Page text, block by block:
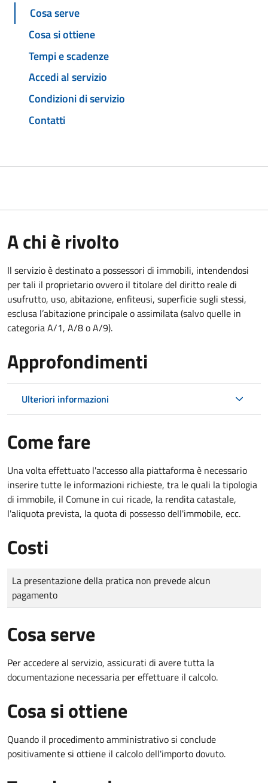
Cosa serve
Cosa si ottiene
Tempi e scadenze
Accedi al servizio
Condizioni di servizio
Contatti
A chi è rivolto
Il servizio è destinato a possessori di immobili, intendendosi
per tali il proprietario ovvero il titolare del diritto reale di
usufrutto, uso, abitazione, enfiteusi, superficie sugli stessi,
esclusa l’abitazione principale o assimilata (salvo quelle in
categoria A/1, A/8 o A/9).
Approfondimenti
Ulteriori informazioni
Come fare
Una volta effettuato l'accesso alla piattaforma è necessario
inserire tutte le informazioni richieste, tra le quali la tipologia
di immobile, il Comune in cui ricade, la rendita catastale,
l'aliquota prevista, la quota di possesso dell'immobile, ecc.
Costi
Tipo di pagamento
Importo
La presentazione della pratica non prevede alcun
pagamento
Cosa serve
Per accedere al servizio, assicurati di avere tutta la
documentazione necessaria per effettuare il calcolo.
Cosa si ottiene
Quando il procedimento amministrativo si conclude
positivamente si ottiene il calcolo dell'importo dovuto.